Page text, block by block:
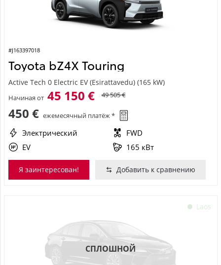
#J163397018
Toyota bZ4X Touring
Active Tech 0 Electric EV (Esirattavedu) (165 kW)
Начиная от 45 150 € 49 505 €
450 € ежемесячный платёж *
Электрический
FWD
EV
165 кВт
Я заинтересован! Добавить к сравнению
Laos
СПЛОШНОЙ